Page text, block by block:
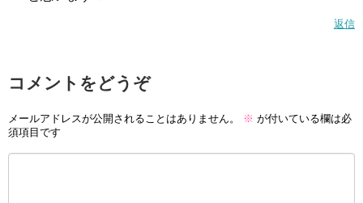
ちょっと外国人ぽい顔立ちにも見えますが、ハーフではな
いようです。
返信
コメントをどうぞ
メールアドレスが公開されることはありません。 ※ が付いている欄は必
須項目です